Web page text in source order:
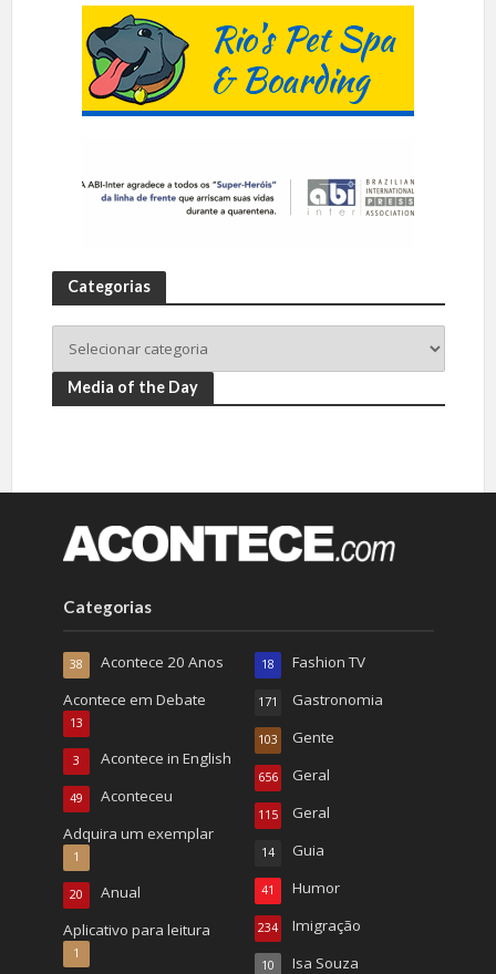
Categorias
Media of the Day
Categorias
Acontece 20 Anos
38
Acontece em Debate
13
Acontece in English
3
Aconteceu
49
Adquira um exemplar
1
Anual
20
Aplicativo para leitura
1
Fashion TV
18
Gastronomia
171
Gente
103
Geral
656
Geral
115
Guia
14
Humor
41
Imigração
234
Isa Souza
10